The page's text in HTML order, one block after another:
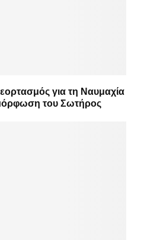
για τη Ναυμαχία
του Σωτήρος